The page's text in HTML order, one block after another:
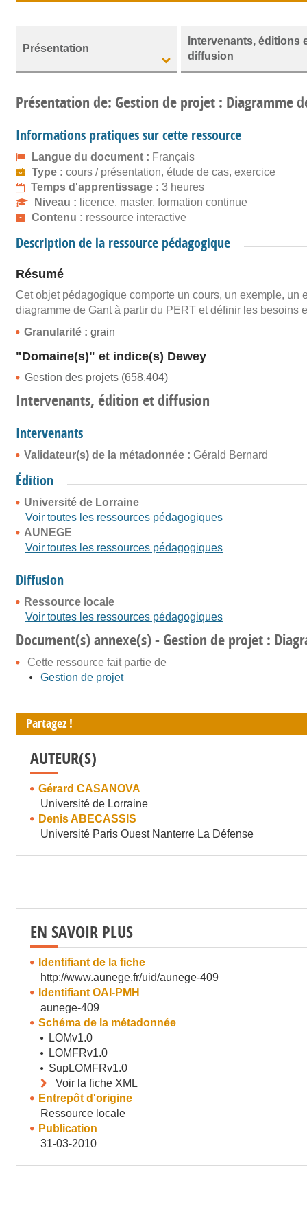
Présentation
Intervenants, éditions
diffusion
Présentation de: Gestion de projet : Diagramme
Informations pratiques sur cette ressource
Langue du document : Français
Type : cours / présentation, étude de cas, exercice
Temps d'apprentissage : 3 heures
Niveau : licence, master, formation continue
Contenu : ressource interactive
Description de la ressource pédagogique
Résumé
Cet objet pédagogique comporte un cours, un exemple,
diagramme de Gant à partir du PERT et définir les besoins
Granularité : grain
"Domaine(s)" et indice(s) Dewey
Gestion des projets (658.404)
Intervenants, édition et diffusion
Intervenants
Validateur(s) de la métadonnée : Gérald Bernard
Édition
Université de Lorraine
Voir toutes les ressources pédagogiques
AUNEGE
Voir toutes les ressources pédagogiques
Diffusion
Ressource locale
Voir toutes les ressources pédagogiques
Document(s) annexe(s) - Gestion de projet :
Cette ressource fait partie de
Gestion de projet
Partagez !
AUTEUR(S)
Gérard CASANOVA
Université de Lorraine
Denis ABECASSIS
Université Paris Ouest Nanterre La Défense
EN SAVOIR PLUS
Identifiant de la fiche
http://www.aunege.fr/uid/aunege-409
Identifiant OAI-PMH
aunege-409
Schéma de la métadonnée
LOMv1.0
LOMFRv1.0
SupLOMFRv1.0
Voir la fiche XML
Entrepôt d'origine
Ressource locale
Publication
31-03-2010